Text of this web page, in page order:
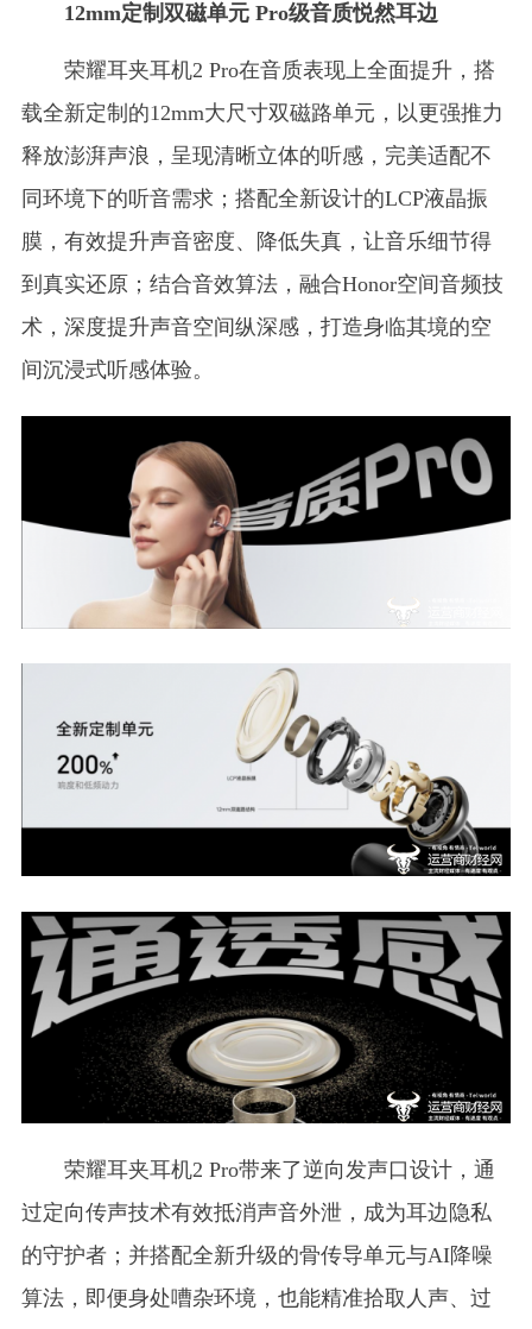
12mm定制双磁单元 Pro级音质悦然耳边
荣耀耳夹耳机2 Pro在音质表现上全面提升，搭
载全新定制的12mm大尺寸双磁路单元，以更强推力
释放澎湃声浪，呈现清晰立体的听感，完美适配不
同环境下的听音需求；搭配全新设计的LCP液晶振
膜，有效提升声音密度、降低失真，让音乐细节得
到真实还原；结合音效算法，融合Honor空间音频技
术，深度提升声音空间纵深感，打造身临其境的空
间沉浸式听感体验。
荣耀耳夹耳机2 Pro带来了逆向发声口设计，通
过定向传声技术有效抵消声音外泄，成为耳边隐私
的守护者；并搭配全新升级的骨传导单元与AI降噪
算法，即便身处嘈杂环境，也能精准拾取人声、过